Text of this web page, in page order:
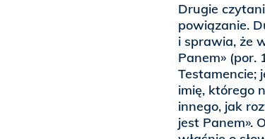
Drugie
powiązanie.
i sprawia, że
Panem» (por.
Testamencie;
imię, którego
innego, jak
jest Panem».